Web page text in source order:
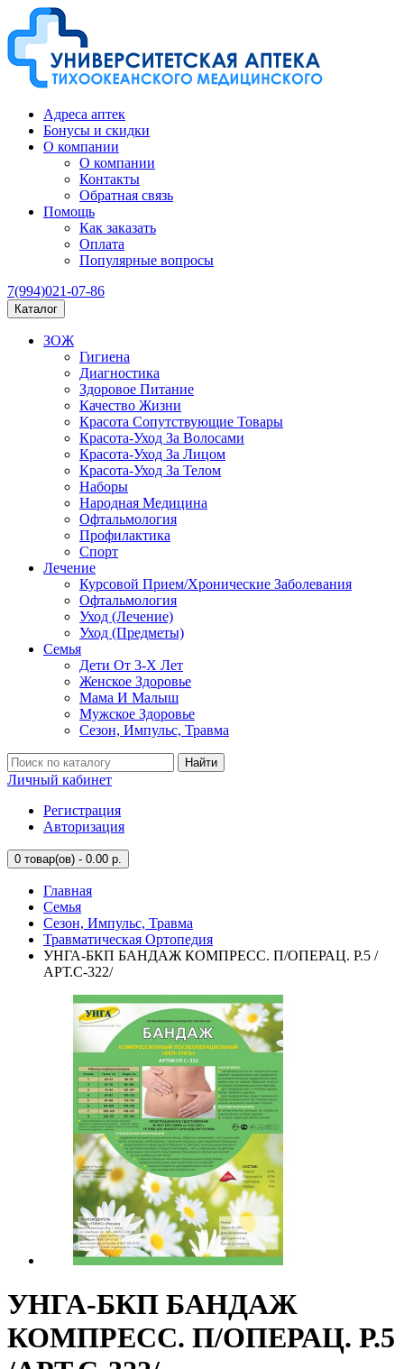
Адреса аптек
Бонусы и скидки
О компании
О компании
Контакты
Обратная связь
Помощь
Как заказать
Оплата
Популярные вопросы
7(994)021-07-86
Каталог
ЗОЖ
Гигиена
Диагностика
Здоровое Питание
Качество Жизни
Красота Сопутствующие Товары
Красота-Уход За Волосами
Красота-Уход За Лицом
Красота-Уход За Телом
Наборы
Народная Медицина
Офтальмология
Профилактика
Спорт
Лечение
Курсовой Прием/Хронические Заболевания
Офтальмология
Уход (Лечение)
Уход (Предметы)
Семья
Дети От 3-Х Лет
Женское Здоровье
Мама И Малыш
Мужское Здоровье
Сезон, Импульс, Травма
Найти
Личный кабинет
Регистрация
Авторизация
0 товар(ов) - 0.00 р.
Главная
Семья
Сезон, Импульс, Травма
Травматическая Ортопедия
УНГА-БКП БАНДАЖ КОМПРЕСС. П/ОПЕРАЦ. Р.5 /
АРТ.С-322/
УНГА-БКП БАНДАЖ
КОМПРЕСС. П/ОПЕРАЦ. Р.5